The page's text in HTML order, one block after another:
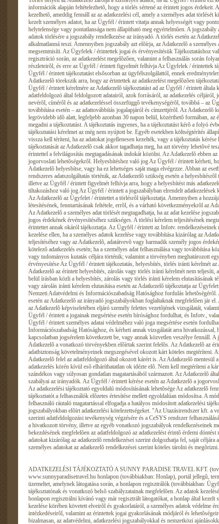
ADATKEZELÉSI TÁJÉKOZTATÓ A SUNNY PARADISE TRAVEL KFT. (továbbiakban Társaság), a www.sunnyparadisetravel.hu honlapon (továbbiakban: Honlap), portál jellegû, termékértékesítésre is alkalmas honlapot üzemeltet, amelynek látogatása során, a honlapon regisztrálók (továbbiakban: Ügyfél) adatait kezeli a jelen Adatkezelési tájékoztatónak és vonatkozó belsõ szabályzatainak megfelelõen. Az adatok kezelésével összefüggésben ezúton tájékoztatjuk a honlapon regisztrálni kívánó vagy már regisztrált látogatókat, a honlap által kezelt személyes adatokról, a személyes adatok kezelése körében követett elveirõl és gyakorlatáról, a személyes adatok védelme érdekében tett szervezési és technikai intézkedéseirõl, valamint az érintettek jogai gyakorlásának módjáról és lehetõségeirõl. A rögzített személyes adatokat bizalmasan, az adatvédelmi, adatkezelési jogszabályokkal és nemzetközi ajánlásokkal összhangban, a jelen tájékoztatónak valamint az Adatkezelési szabályzatának megfelelõen kezeljük. A honlap használata során az Ügyfél további funkciókat is elérhet, amely járhat további személyes adatok megadásával, kezelésével, ezen adatok kezelésére is a Társaság jelen adatkezelési tájékoztatója vonatkozik. Az adatkezelés jogalapja A Társaság személyes adatokat az Ügyfél / érintett hozzájárulása, illetve jogszabály (Számvtv., Infotv., Katv.) kötelezõ elõírása alapján kezel. Az Ügyfél / érintett hozzájárulásán alapuló adatkezelés, az adatkezelési cél megvalósulásáig áll fent, idõtartama – az adatkezelés céljától függõ – de maximális a Társaság és az Ügyfél / érintett közötti jogviszony megszûnését követõ 9. (kilencedik) év vége. Adatkezelés az érintett hozzájárulása alapján Az Adatkezelõ az érintett személyes adatait elsõdlegesen az Ügyfél / érintett hozzájárulása alapján kezeli. Amennyiben Ügyfél / érintett az Adatkezelõvel kötött szerzõdésben, vagy a web alapú regisztráció kapcsán hozzájárulást ad(hat) mindazon adatai kezeléséhez, amely adatok kezelése a vonatkozó regisztráció/szerzõdés, és a regisztráció/szerzõdésben foglalt szolgáltatások végrehajtásához szükséges. Amennyiben az adat kezelése nélkül a regisztráció/szerzõdés nem teljesíthetõ, a hozzájárulás hiányában a regisztráció/szerzõdés nem valósul meg. A regisztráció elfogadásával az Ügyfél / érintett hozzájárul az Adatkezelési Tájékoztatóban meghatározott adatkezelésekhez. Az web alapú ûrlapokon az Ügyfél / érintett tájékoztatást kap arról, hogy mely adat kezelése szükséges. Az ûrlapon/nyomtatványon feltüntetésre kerül, hogy az adatkezelés kötelezõ – a szolgáltatás igénybe vételének feltétele – vagy az Ügyfél / érintett hozzájárulásától függ. Amennyiben az Ügyfél / érintett külön nyilatkozatban adja hozzájárulását, az Adatkezelõ a nyilatkozathoz kapcsolódóan az Ügyfél / érintett számára teljes körû tájékoztatást nyújt az adatok kezelésérõl. A Társaság tájékoztatja az Ügyfelet, hogy az adatkezeléssel kapcsolatos tényekrõl történt tájékoztatást követõen, a természetes személy Ügyfél az egyedi szerzõdések aláírásával hozzájárul ahhoz, hogy a részére a Társaság által nyújtott szolgáltatással kapcsolatos szerzõdésben, az ahhoz kapcsolódó dokumentumokban és okiratokban feltüntetett személyes adatait a Társaság, a megjelölt elõírásoknak és céloknak megfelelõen kezelje. Adatkezelés a jogszabály rendelkezése alapján A Társaság, mint adatkezelõ vonatkozásában az Ügyfél / érintett személyes adatának kezelését jogszabály rendeli el, az adatkezelés kötelezõ. Errõl az Adatkezelõ az Ügyfelet / érintettet tájékoztatja. A Társaság, mint adatkezelõ nem vizsgálhatja az adatkezelésre jogalapot teremtõ jogszabály célszerûségét, szakszerûségét. Adatkezelés egyéb jogalapok alapján A Társaság részérõl személyes adat kezelhetõ akkor is, ha az Ügyfél / érintett hozzájárulásának beszerzése lehetetlen, vagy aránytalan költséggel járna, és a személyes adat kezelése az Adatkezelõre vonatkozó jogi kötelezettség teljesítése céljából szükséges, vagy az adatkezelõ vagy harmadik személy jogos érdekének érvényesítése céljából szükséges, és ezen érdek érvényesítése a személyes adatok védelméhez fûzõdõ jog korlátozásával arányban áll. Az Adatkezelõ tájékoztatja az Ügyfelet / érintettet, ha személyes adatainak kezelésére ezen jogalapból kerül sor. Ha az Ügyfél / érintett cselekvõképtelensége folytán vagy más elháríthatatlan okból nem képes hozzájárulását megadni, akkor a saját vagy más személy létfontosságú érdekeinek védelméhez, valamint a személyek életét, testi épségét vagy javait fenyegetõ közvetlen veszély elhárításához vagy megelõzéséhez szükséges mértékben a hozzájárulás akadályainak fennállása alatt az érintett személyes adatai kezelhetõek. Ha a személyes adat felvételére az Ügyfél / érintett hozzájárulásával került sor, az Adatkezelõ a felvett adatokat törvény eltérõ rendelkezésének hiányában a rá vonatkozó jogi kötelezettség teljesítése céljából, vagy az Adatkezelõ vagy harmadik személy jogos érdekének érvényesítése céljából, ha ezen érdek érvényesítése a személyes adatok védelméhez fûzõdõ jog korlátozásával arányban áll, további külön hozzájárulás nélkül, valamint az Ügyfél / érintett hozzájárulásának visszavonását követõen is kezelheti. Az Adatkezelõ tájékoztatja az Ügyfelet / érintettet, ha személyes adatainak kezelésére ezen jogalapból kerül sor. Az Ügyfél / érintett kérelmére, kezdeményezésére indult ügyben az általa megadott személyes adatok tekintetében az Ügyfél / érintett hozzájárulását vélelmezni kell. Az Adatkezelõ személye Az Adatkezelõ adatai: Adatkezelõ neve: Sunny Paradise Travel Kft. Adatkezelõ rövidített neve: Sunny Paradise Travel Kft. Adatkezelõ székhelye: 1139 Budapest Váci út 81. Adatkezelõ cégjegyzékszáma: 01 09 924023 Adatkezelõt nyilvántartó bíróság: Fõvárosi Törvényszék Cégbírósága Adatkezelõ telefonos elérhetõsége: +36 1 3010927, +36 30 2342635 Adatkezelõ email elérhetõsége: sunnyparadisetravel@gmail.com Adatkezelõ internetes elérhetõsége: www.sunnyparadisetravel.hu Adatkezelõ képviselõi: Fodor Enikõ Az adatkezelés célja Az adatok felvétele és kezelése tisztességesen és a vonatkozó jogszabályi elõírásoknak megfelelõen, törvényesen történik. Az adatkezelõ törekszik arra, hogy csak olyan személyes adat kezelésére kerüljön sor, amely az adatkezelés céljának megvalósulásához elengedhetetlen, és az által a cél elérésére alkalmas. Az információs önrendelkezési jogról és az információszabadságról szóló 2011. évi CXII. törvény (a továbbiakban: Infotv.) rendelkezései értelmében az Adatkezelõ személyes adatot kizárólag meghatározott célból, jog gyakorlása és kötelezettség teljesítése érdekében kezel(het), amely személyes adat kizárólag a cél megvalósulásához szükséges mértékben és ideig kezelhetõ.A regisztráció során kötelezõen megadandó személyes adatok kezelése, a felhasználók és jogosultságaik (a felhasználók részére nyitva álló alapszolgáltatások, pl. profilmódosítás, dokumentumok letöltése, szolgáltatás igénybevételének kezdeményezése) azonosításához szükséges. Az adatkezelõ által naplózott adatok kezelése, valamint a cookie által gyûjtött felhasználói szokásokról nyert adatok kezelése, kizárólag statisztikai célt szolgál. A Társaság esetében a jelen Tájékoztatójának hatálya alá tartozó adatkezelések az alábbi célokat szolgál(hat)ják az Ügyfél tájékoztatási céllal történõ regisztrálása; az Ügyféllel történõ a Katv-ben és az Infotv-ben elõírt regisztrációhoz és hozzájáruláshoz kötött direkt marketing tevékenység; az Ügyféllel történõ szerzõdés közvetítése; az Ügyfél számára szállodai szolgáltatás közvetítése; a Pmt.-ben meghatározott egyéb nyilvántartási kötelezettség teljesítéséhez szükséges adatot kezelése; az Ügyfél panaszainak, bejelentéseinek, igényeinek kezelése, ezek nyilvántartása, kivizsgálása; az Ügyféllel